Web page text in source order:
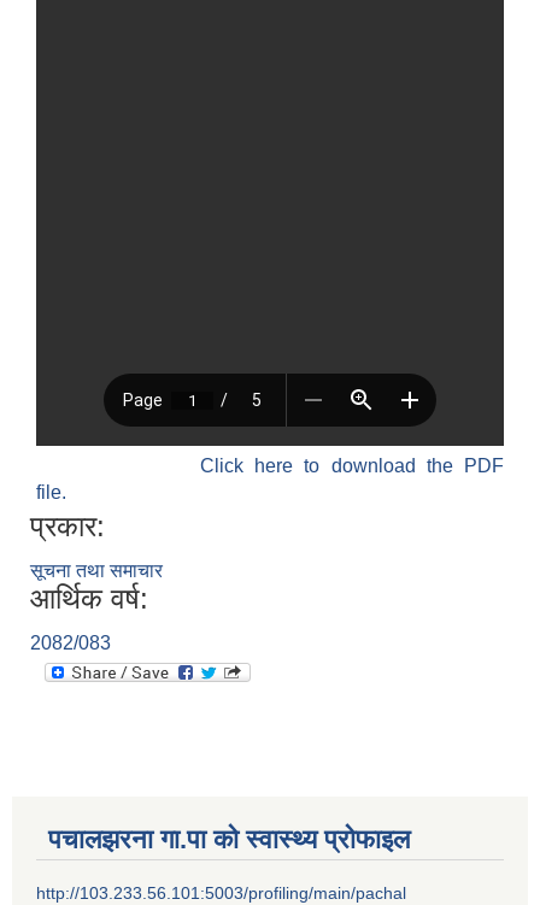
Click here to download the PDF
file.
प्रकार:
सूचना तथा समाचार
आर्थिक वर्ष:
2082/083
पचालझरना गा.पा को स्वास्थ्य प्रोफाइल
http://103.233.56.101:5003/profiling/main/pachal